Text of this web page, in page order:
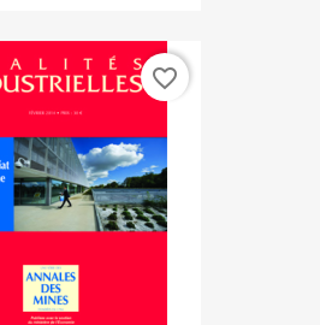
favorite_border